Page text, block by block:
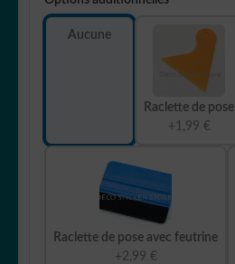
Aucune
Raclette de pose
+1,99 €
Raclette de pose avec feutrine
+2,99 €